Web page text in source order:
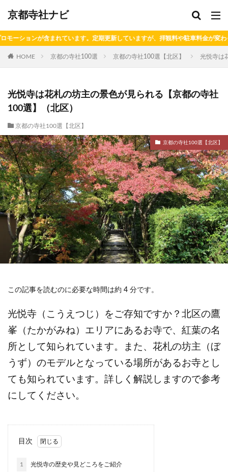
京都寺社ナビ
期更新していますが、拝観料や駐車料金が変わっている場合がありますのでご
HOME 京都の寺社100選 京都の寺社100選【北区】 光悦寺は
光悦寺は花札の坊主の景色が見られる【京都の寺社
100選】（北区）
京都の寺社100選【北区】
京都の寺社100選【北区】
この記事を読むのに必要な時間は約 4 分です。
光悦寺（こうえつじ）をご存知ですか？北区の鷹
峯（たかがみね）エリアにあるお寺で、紅葉の名
所として知られています。また、花札の坊主（ぼ
うず）のモデルとなっている場所があるお寺とし
ても知られています。詳しく解説しますので参考
にしてください。
目次
1 光悦寺の歴史や見どころをご紹介